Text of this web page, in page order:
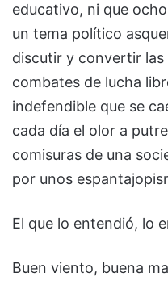
educativo, ni que
un tema político
discutir y convertir las
combates de lucha
indefendible que se
cada día el olor a
comisuras de una
por unos
El que lo entendió, lo
Buen viento, buena